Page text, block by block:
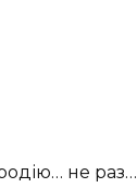
не раз…